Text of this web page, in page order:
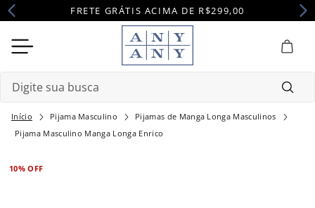
FRETE GRÁTIS ACIMA DE R$299,00
Pijama Masculino
Pijamas de Manga Longa Masculinos
Pijama Masculino Manga Longa Enrico
10%OFF
Termos mais buscados
2º pijama